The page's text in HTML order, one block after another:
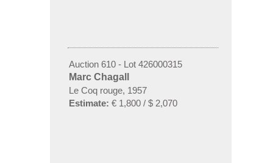
Auction 610 - Lot 426000315
Marc Chagall
Le Coq rouge, 1957
Estimate: € 1,800 / $ 2,070